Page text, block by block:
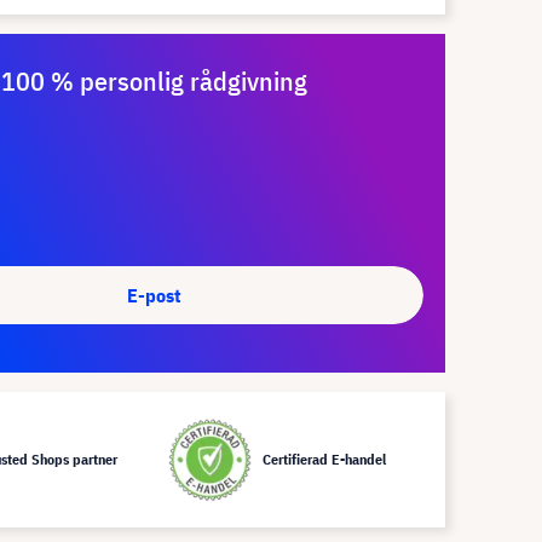
100 % personlig rådgivning
E-post
Shops partner Certifierad E-handel